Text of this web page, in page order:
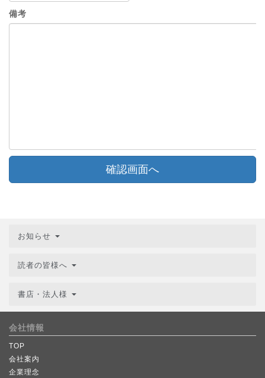
備考
確認画面へ
お知らせ
読者の皆様へ
書店・法人様
会社情報
TOP
会社案内
企業理念